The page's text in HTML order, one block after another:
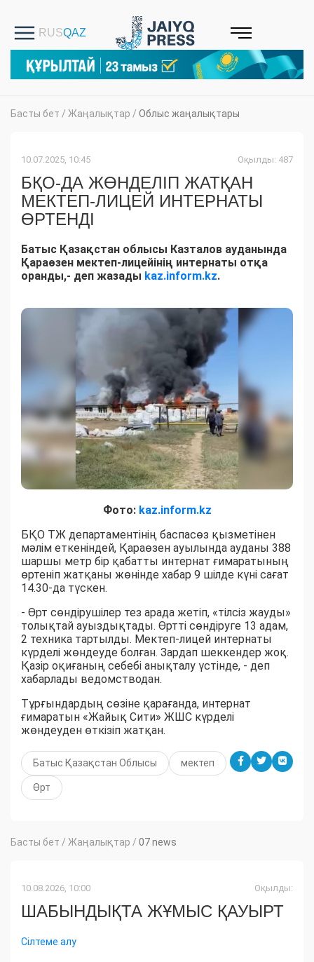
Басты бет / Жаңалықтар / Облыс жаңалықтары
10.07.2025, 10:45 Оқылды: 487
БҚО-ДА ЖӨНДЕЛІП ЖАТҚАН
МЕКТЕП-ЛИЦЕЙ ИНТЕРНАТЫ
ӨРТЕНДІ
Батыс Қазақстан облысы Казталов ауданында
Қараөзен мектеп-лицейінің интернаты отқа
оранды,- деп жазады kaz.inform.kz.
Фото: kaz.inform.kz
БҚО ТЖ департаментінің баспасөз қызметінен
мәлім еткеніндей, Қараөзен ауылында ауданы 388
шаршы метр бір қабатты интернат ғимаратының
өртеніп жатқаны жөнінде хабар 9 шілде күні сағат
14.30-да түскен.
- Өрт сөндірушілер тез арада жетіп, «тілсіз жауды»
толықтай ауыздықтады. Өртті сөндіруге 13 адам,
2 техника тартылды. Мектеп-лицей интернаты
күрделі жөндеуде болған. Зардап шеккендер жоқ.
Қазір оқиғаның себебі анықталу үстінде, - деп
хабарлады ведомстводан.
Тұрғындардың сөзіне қарағанда, интернат
ғимаратын «Жайық Сити» ЖШС күрделі
жөндеуден өткізіп жатқан.
Батыс Қазақстан Облысы мектеп
Өрт
Басты бет / Жаңалықтар / 07 news
10.08.2026, 10:00 Оқылды:
ШАБЫНДЫҚТА ЖҰМЫС ҚАУЫРТ
Сілтеме алу